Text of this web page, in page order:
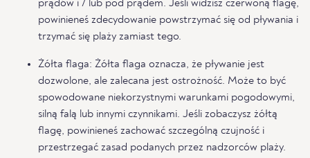
prądów i / lub pod prądem. Jeśli widzisz czerwoną flagę,
powinieneś zdecydowanie powstrzymać się od pływania i
trzymać się plaży zamiast tego.
Żółta flaga: Żółta flaga oznacza, że pływanie jest
dozwolone, ale zalecana jest ostrożność. Może to być
spowodowane niekorzystnymi warunkami pogodowymi,
silną falą lub innymi czynnikami. Jeśli zobaczysz żółtą
flagę, powinieneś zachować szczególną czujność i
przestrzegać zasad podanych przez nadzorców plaży.